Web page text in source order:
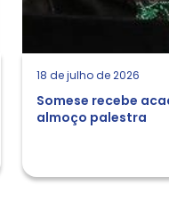
18 de julho de 2026
Somese recebe
almoço palestra